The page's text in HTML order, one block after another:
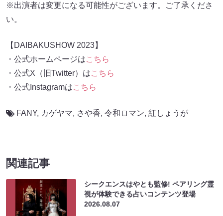
※出演者は変更になる可能性がございます。ご了承くださ
い。
【DAIBAKUSHOW 2023】
・公式ホームページはこちら
・公式X（旧Twitter）はこちら
・公式Instagramはこちら
FANY, カゲヤマ, さや香, 令和ロマン, 紅しょうが
関連記事
シークエンスはやとも監修! ペアリング霊
視が体験できる占いコンテンツ登場
2026.08.07